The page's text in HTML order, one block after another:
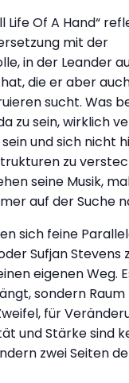
Life Of A Hand“
mit der
in der Leander
die er aber
sucht. Was
zu sein, wirklich
und sich nicht
zu
seine Musik,
auf der Suche
sich feine
Sufjan Stevens
eigenen Weg.
sondern
für
und Stärke sind
zwei Seiten